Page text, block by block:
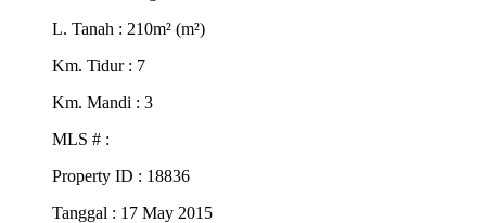
L. Tanah : 210m² (m²)
Km. Tidur : 7
Km. Mandi : 3
MLS # :
Property ID : 18836
Tanggal : 17 May 2015